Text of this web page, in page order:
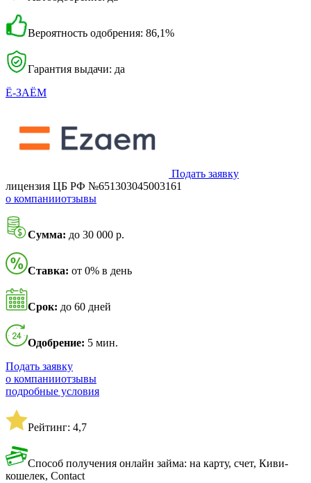
Вероятность одобрения: 86,1%
Гарантия выдачи: да
Ё-ЗАЁМ
Подать заявку
лицензия ЦБ РФ №651303045003161
о компанииотзывы
Сумма: до 30 000 р.
Ставка: от 0% в день
Срок: до 60 дней
Одобрение: 5 мин.
Подать заявку
о компанииотзывы
подробные условия
Рейтинг: 4,7
Способ получения онлайн займа: на карту, счет, Киви-
кошелек, Contact